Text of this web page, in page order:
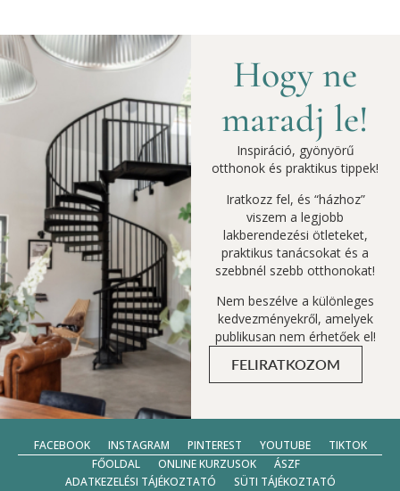
Hogy ne
maradj le!
Inspiráció, gyönyörű
otthonok és praktikus tippek!
Iratkozz fel, és “házhoz”
viszem a legjobb
lakberendezési ötleteket,
praktikus tanácsokat és a
szebbnél szebb otthonokat!
Nem beszélve a különleges
kedvezményekről, amelyek
publikusan nem érhetőek el!
FELIRATKOZOM
FACEBOOK INSTAGRAM PINTEREST YOUTUBE
TIKTOK
FŐOLDAL
ONLINE KURZUSOK
ÁSZF
ADATKEZELÉSI TÁJÉKOZTATÓ
SÜTI TÁJÉKOZTATÓ